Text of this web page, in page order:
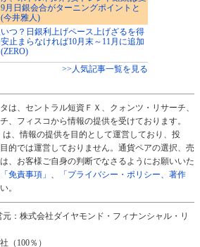
月日銀会合がターニングポイントと
今井雅人)
つ？日銀利上げペース上げざるを得
止まらなければ10月末～11月に追加
>>人気記事一覧を見る
は、セントラル短資ＦＸ、クォンツ・リサーチ、
、フィスコから情報の提供を受けております。
、情報の提供を目的として運営しており、投
的では運営しておりません。通貨ペアの選択、売
、お客様ご自身の判断でなさるようにお願いいた
「免責事項」 、
「プライバシー・ポリシー、著作
。
：株式会社ダイヤモンド・フィナンシャル・リ
（100％）